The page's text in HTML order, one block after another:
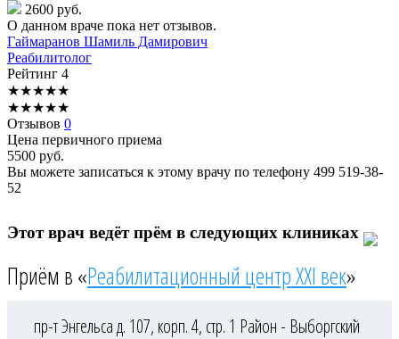
2600 руб.
О данном враче пока нет отзывов.
Гаймаранов Шамиль Дамирович
Реабилитолог
Рейтинг 4
★★★★★
★★★★★
Отзывов 0
Цена первичного приема
5500 руб.
Вы можете записаться к этому врачу по телефону 499 519-38-
52
Этот врач ведёт прём в следующих клиниках
Приём в «Реабилитационный центр XXI век»
пр-т Энгельса д. 107, корп. 4, стр. 1 Район - Выборгский